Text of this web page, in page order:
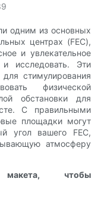
одним из основных
центрах (FEC),
и увлекательное
исследовать. Эти
стимулирования
физической
обстановки для
С правильными
площадки могут
угол вашего FEC,
атмосферу
макета, чтобы